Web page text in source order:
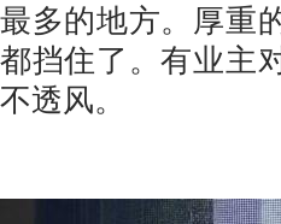
最多的地方。厚重
都挡住了。有业主
不透风。